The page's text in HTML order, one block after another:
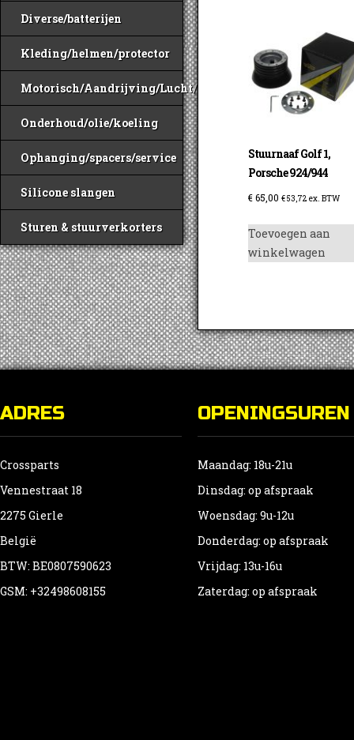
Diverse/batterijen
Kleding/helmen/protector
Motorisch/Aandrijving/Lucht/Benzine
Onderhoud/olie/koeling
Ophanging/spacers/service
Silicone slangen
Sturen & stuurverkorters
Stuurnaaf Golf 1,
Porsche 924/944
€65,00 €53,72 ex. BTW
Toevoegen aan
winkelwagen
ADRES
Crossparts
Vennestraat 18
2275 Gierle
België
BTW: BE0807590623
GSM: +32498608155
OPENINGSUREN
Maandag: 18u-21u
Dinsdag: op afspraak
Woensdag: 9u-12u
Donderdag: op afspraak
Vrijdag: 13u-16u
Zaterdag: op afspraak